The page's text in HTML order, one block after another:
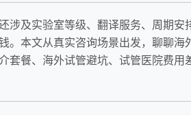
及实验室等级、翻译服务、周期
本文从真实咨询场景出发，聊聊
餐、海外试管避坑、试管医院费